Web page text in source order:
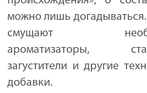
можно лишь
смущают
ароматизаторы,
загустители и другие
добавки.